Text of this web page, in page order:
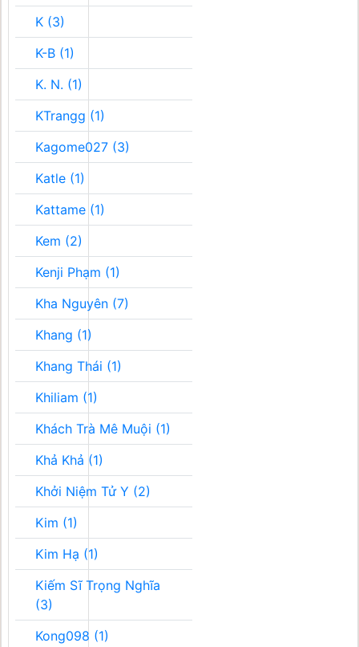
K (3)
K-B (1)
K. N. (1)
KTrangg (1)
Kagome027 (3)
Katle (1)
Kattame (1)
Kem (2)
Kenji Phạm (1)
Kha Nguyên (7)
Khang (1)
Khang Thái (1)
Khiliam (1)
Khách Trà Mê Muội (1)
Khả Khả (1)
Khởi Niệm Tử Y (2)
Kim (1)
Kim Hạ (1)
Kiếm Sĩ Trọng Nghĩa
(3)
Kong098 (1)